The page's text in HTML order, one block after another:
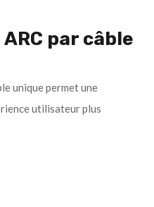
par câble
unique permet une
utilisateur plus